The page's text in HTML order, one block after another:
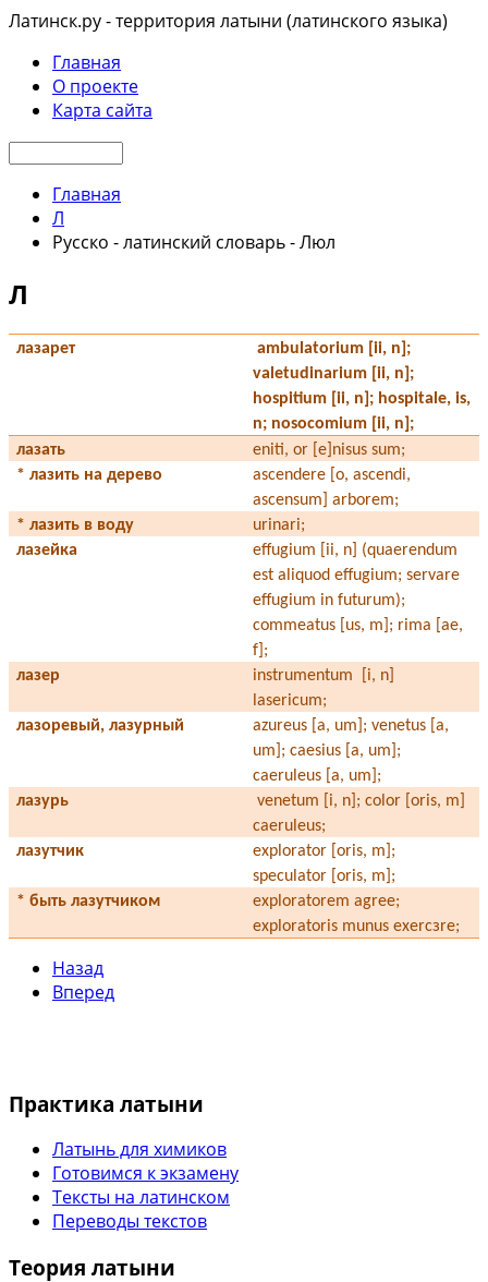
Латинск.ру - территория латыни (латинского языка)
Главная
О проекте
Карта сайта
Главная
Л
Русско - латинский словарь - Люл
Л
лазарет ambulatorium [ii, n] ;
valetudinarium [ii, n];
hospitium [ii, n]; hospitale, is,
n; nosocomium [ii, n] ;
лазать
eniti, or [e]nisus sum;
* лазить на дерево
ascendere [o, ascendi,
ascensum] arborem;
* лазить в воду
urinari;
лазейка
effugium [ii, n]
(quaerendum
est aliquod effugium; servare
effugium in futurum);
commeatus [us, m]; rima [ae,
f];
лазер
instrumentum
[i, n]
lasericum;
лазоревый, лазурный
azureus [a, um]; venetus [a,
um]; caesius [a, um];
caeruleus [a, um];
лазурь
venetum [i, n] ; color [oris, m]
caeruleus;
лазутчик
explorator [oris, m];
speculator [oris, m];
* быть лазутчиком
exploratorem agree;
exploratoris munus exercзre;
Назад
Вперед
Практика латыни
Латынь для химиков
Готовимся к экзамену
Тексты на латинском
Переводы текстов
Теория латыни